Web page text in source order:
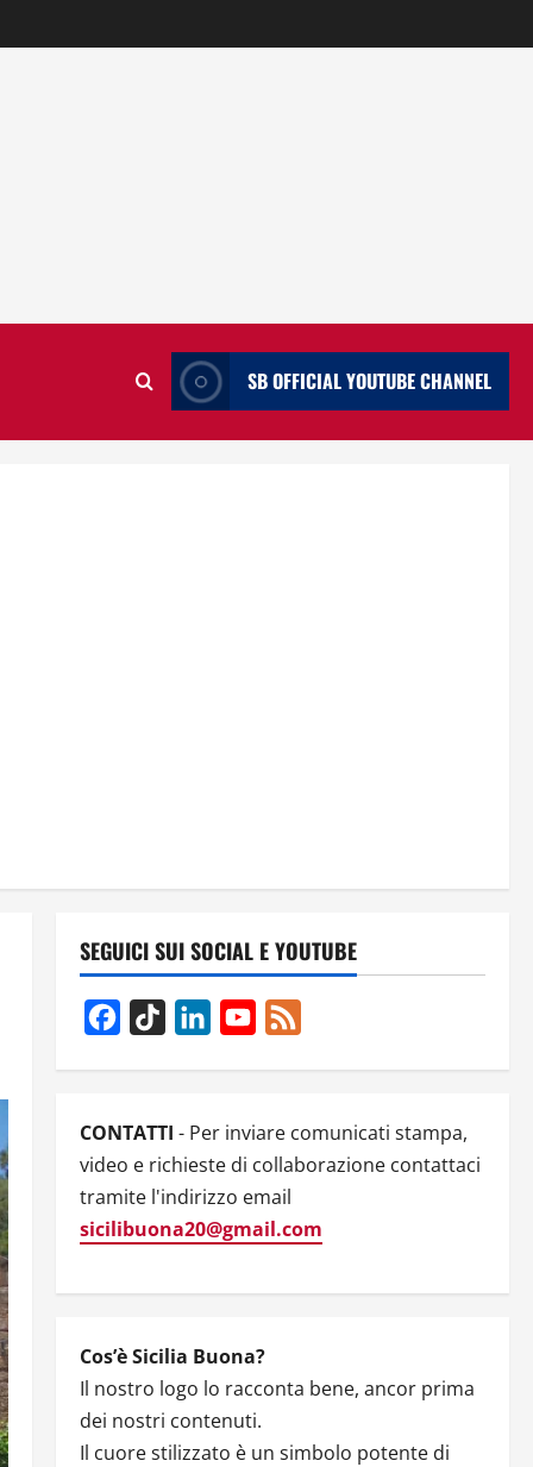
SB OFFICIAL YOUTUBE CHANNEL
SEGUICI SUI SOCIAL E YOUTUBE
Facebook
TikTok LinkedInYouTube
CONTATTI - Per inviare comunicati stampa,
video e richieste di collaborazione contattaci
tramite l'indirizzo email
sicilibuona20@gmail.com
Cos’è Sicilia Buona?
Il nostro logo lo racconta bene, ancor prima
dei nostri contenuti.
Il cuore stilizzato è un simbolo potente di